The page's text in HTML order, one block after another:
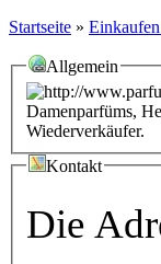
Startseite »
Allgemein
Damenparfüms,
Wiederverkäufer.
Kontakt
Die